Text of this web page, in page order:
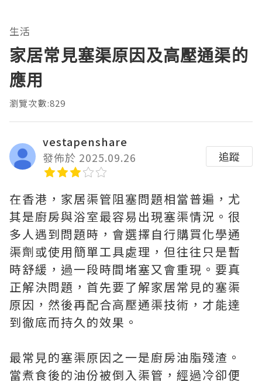
生活
家居常見塞渠原因及高壓通渠的
應用
瀏覽次數:829
vestapenshare
發佈於 2025.09.26
追蹤
在香港，家居渠管阻塞問題相當普遍，尤
其是廚房與浴室最容易出現塞渠情況。很
多人遇到問題時，會選擇自行購買化學通
渠劑或使用簡單工具處理，但往往只是暫
時舒緩，過一段時間堵塞又會重現。要真
正解決問題，首先要了解家居常見的塞渠
原因，然後再配合高壓通渠技術，才能達
到徹底而持久的效果。
最常見的塞渠原因之一是廚房油脂殘渣。
當煮食後的油份被倒入渠管，經過冷卻便